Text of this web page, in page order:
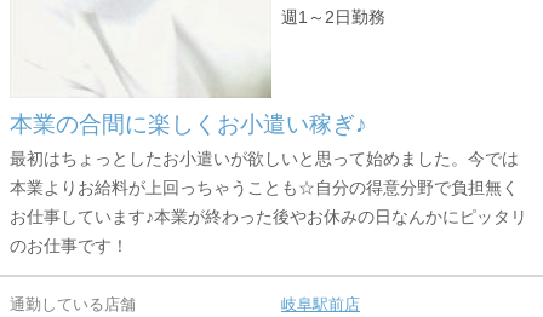
週1～2日勤務
本業の合間に楽しくお小遣い稼ぎ♪
最初はちょっとしたお小遣いが欲しいと思って始めました。今では
本業よりお給料が上回っちゃうことも☆自分の得意分野で負担無く
お仕事しています♪本業が終わった後やお休みの日なんかにピッタリ
のお仕事です！
通勤している店舗 岐阜駅前店